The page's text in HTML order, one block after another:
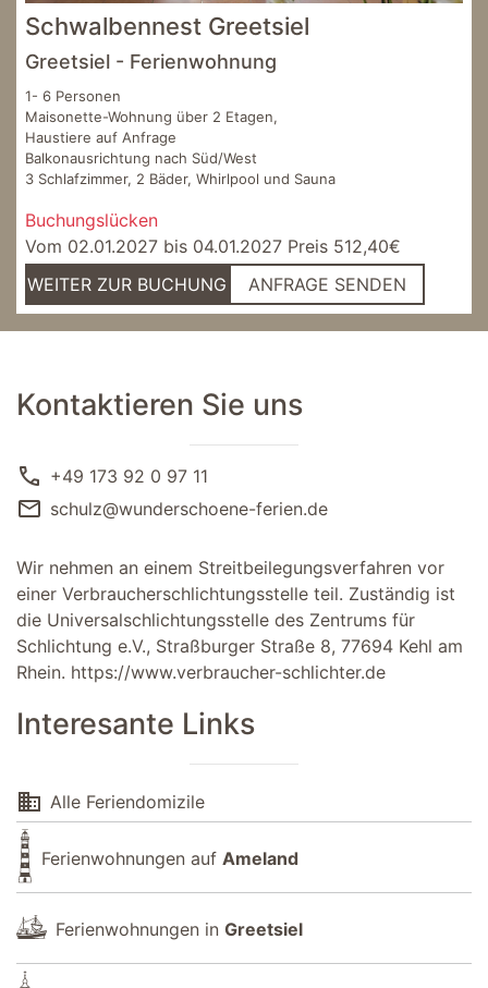
Schwalbennest Greetsiel
Greetsiel - Ferienwohnung
1- 6 Personen
Maisonette-Wohnung über 2 Etagen,
Haustiere auf Anfrage
Balkonausrichtung nach Süd/West
3 Schlafzimmer, 2 Bäder, Whirlpool und Sauna
Buchungslücken
Vom 02.01.2027 bis 04.01.2027 Preis 512,40€
WEITER ZUR BUCHUNG
ANFRAGE SENDEN
Kontaktieren Sie uns
call +49 173 92 0 97 11
mail schulz@wunderschoene-ferien.de
Wir nehmen an einem Streitbeilegungsverfahren vor
einer Verbraucherschlichtungsstelle teil. Zuständig ist
die Universalschlichtungsstelle des Zentrums für
Schlichtung e.V., Straßburger Straße 8, 77694 Kehl am
Rhein. https://www.verbraucher-schlichter.de
Interesante Links
domain Alle Feriendomizile
Ferienwohnungen auf Ameland
Ferienwohnungen in Greetsiel